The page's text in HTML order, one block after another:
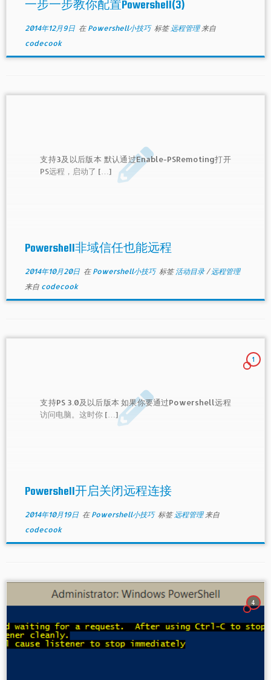
一步一步教你配置Powershell(3)
2014年12月9日在 Powershell小技巧 标签远程管理 来自
codecook
支持3及以后版本 默认通过Enable-PSRemoting打开
PS远程，启动了 […]
Powershell非域信任也能远程
2014年10月20日在 Powershell小技巧 标签活动目录/远程管理
来自 codecook
1
支持PS 3.0及以后版本 如果你要通过Powershell远程
访问电脑。这时你 […]
Powershell开启关闭远程连接
2014年10月19日在 Powershell小技巧 标签远程管理 来自
codecook
4